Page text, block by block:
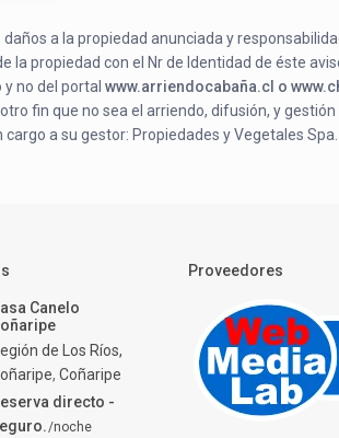
a la propiedad anunciada y
propiedad con el Nr de Identidad de éste
no del portal www.arriendocabaña.cl o
fin que no sea el arriendo, difusión, y
a su gestor: Propiedades y Vegetales
Canelo
de Los Ríos,
,Coñaripe
directo -
/noche
Proveedores